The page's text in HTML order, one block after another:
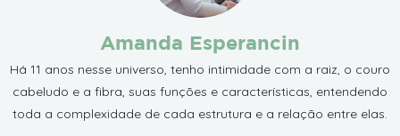
Amanda Esperancin
Há 11 anos nesse universo, tenho intimidade com a raiz, o couro
cabeludo e a fibra, suas funções e características, entendendo
toda a complexidade de cada estrutura e a relação entre elas.